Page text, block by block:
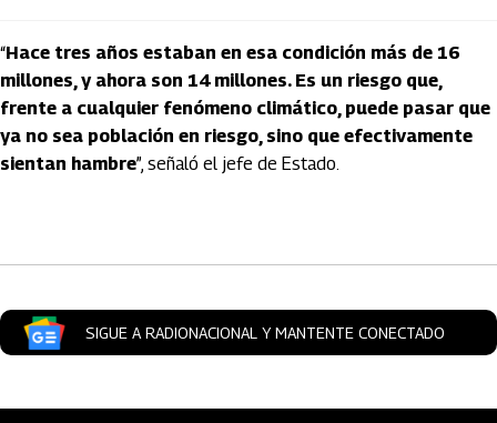
“Hace tres años estaban en esa condición más de 16
millones, y ahora son 14 millones. Es un riesgo que,
frente a cualquier fenómeno climático, puede pasar que
ya no sea población en riesgo, sino que efectivamente
sientan hambre”, señaló el jefe de Estado.
SIGUE A RADIONACIONAL Y MANTENTE CONECTADO